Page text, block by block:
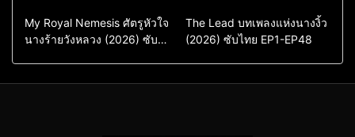
ซีรี่ย์เกาหลีพากย์ไทย
ซีรี่ย์เกาหลีซับไทย
Comedy
Drama
Sci-Fi & Fantasy
My Royal Nemesis ศัตรูหัวใจ
นางร้ายวังหลวง (2026) ซับ
Drama
ซีรี่ย์จีน
ซีรี่ย์จีนซับไทย
The Lead บทเพลงแห่งนางงิ้ว
(2026) ซับไทย EP1-EP48